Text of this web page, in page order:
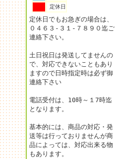
定休日
定休日でもお急ぎの場合は、
０４６３-３１-７８９０迄ご
連絡下さい。
土日祝日は発送してませんの
で、対応できないこともあり
ますので日時指定時は必ず御
連絡下さい
電話受付は、10時～１7時迄
となります。
基本的には、商品の対応・発
送等は行っておりませんが商
品によっては、対応出来る物
もあります。